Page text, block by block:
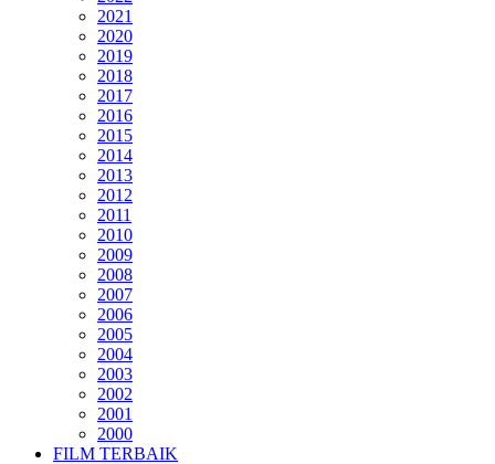
2021
2020
2019
2018
2017
2016
2015
2014
2013
2012
2011
2010
2009
2008
2007
2006
2005
2004
2003
2002
2001
2000
FILM TERBAIK